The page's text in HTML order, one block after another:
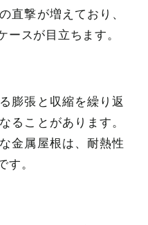
直撃が増えており、
ースが目立ちます。
膨張と収縮を繰り返
ることがあります。
金属屋根は、耐熱性
す。